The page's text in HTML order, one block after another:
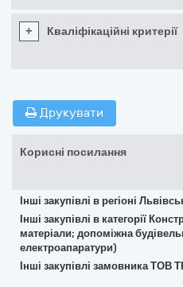
+ Кваліфікаційні критерії
Друкувати
Корисні посилання
Інші закупівлі в регіоні
Інші закупівлі в категорії
матеріали; допоміжна
електроапаратури)
Інші закупівлі замовника